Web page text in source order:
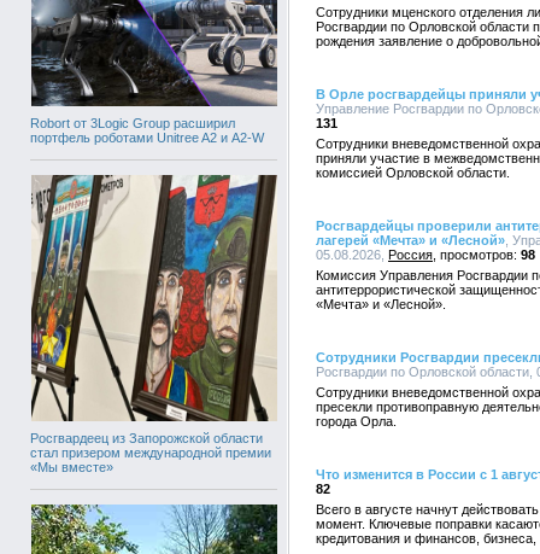
Robort от 3Logic Group расширил
портфель роботами Unitree A2 и A2-W
Росгвардеец из Запорожской области
стал призером международной премии
«Мы вместе»
Сотрудники мценского отделения
Росгвардии по Орловской области
рождения заявление о
В Орле росгвардейцы приняли
Управление Росгвардии по
131
Сотрудники вневедомственной
приняли участие в
комиссией Орловской области.
Росгвардейцы проверили
лагерей «Мечта» и «Лесной» ,
05.08.2026, Россия
98
Комиссия Управления Росгвардии
антитеррористической
«Мечта» и «Лесной».
Сотрудники Росгвардии
Росгвардии по Орловской
Сотрудники вневедомственной
пресекли противоправную
города Орла.
Что изменится в России с 1
82
Всего в августе начнут
момент. Ключевые поправки
кредитования и финансов,